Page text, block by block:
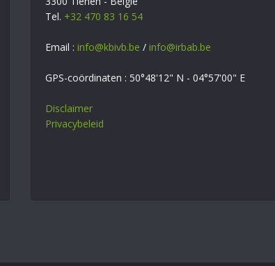
Tel. +32 470 83 16 54
Email : info@kbivb.be / info@irbab.be
GPS-coördinaten : 50°48'12" N - 04°57'00" E
Disclaimer
Privacybeleid